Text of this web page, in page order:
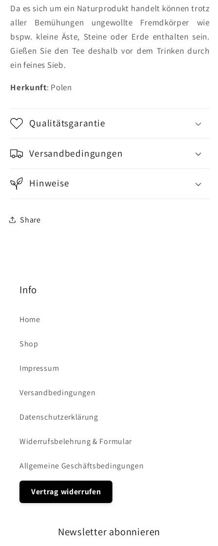
Da es sich um ein Naturprodukt handelt können trotz
aller Bemühungen ungewollte Fremdkörper wie
bspw. kleine Äste, Steine oder Erde enthalten sein.
Gießen Sie den Tee deshalb vor dem Trinken durch
ein feines Sieb.
Herkunft: Polen
Qualitätsgarantie
Versandbedingungen
Hinweise
Share
Info
Home
Shop
Impressum
Versandbedingungen
Datenschutzerklärung
Widerrufsbelehrung & Formular
Allgemeine Geschäftsbedingungen
Vertrag widerrufen
Newsletter abonnieren